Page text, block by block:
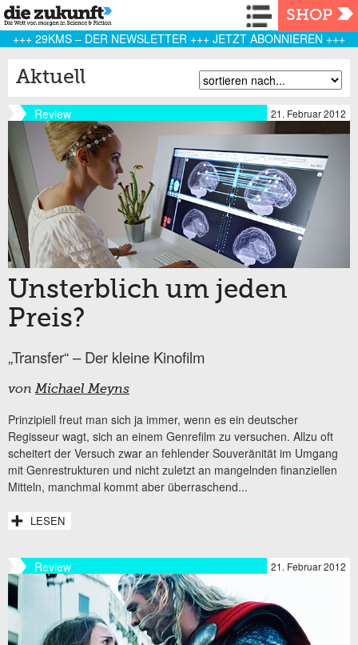
Navigation
SHOP
+++ 29KMS – DER NEWSLETTER +++ JETZT ABONNIEREN +++
Aktuell
Review 21. Februar 2012
Unsterblich um jeden
Preis?
„Transfer“ – Der kleine Kinofilm
vonMichael Meyns
Prinzipiell freut man sich ja immer, wenn es ein deutscher
Regisseur wagt, sich an einem Genrefilm zu versuchen. Allzu oft
scheitert der Versuch zwar an fehlender Souveränität im Umgang
mit Genrestrukturen und nicht zuletzt an mangelnden finanziellen
Mitteln, manchmal kommt aber überraschend...
LESEN
Review 21. Februar 2012